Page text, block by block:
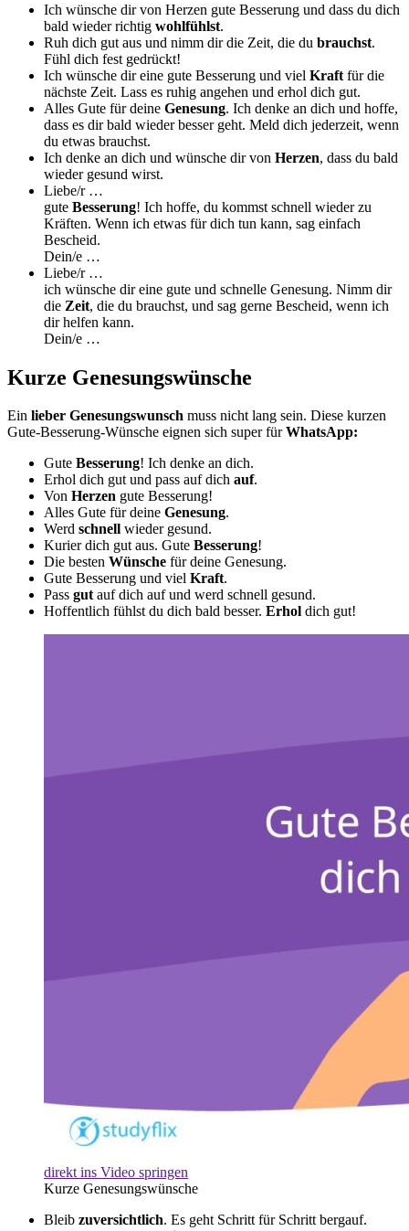
Ich wünsche dir von Herzen gute Besserung und dass du dich
bald wieder richtig wohlfühlst.
Ruh dich gut aus und nimm dir die Zeit, die du brauchst.
Fühl dich fest gedrückt!
Ich wünsche dir eine gute Besserung und viel Kraft für die
nächste Zeit. Lass es ruhig angehen und erhol dich gut.
Alles Gute für deine Genesung. Ich denke an dich und hoffe,
dass es dir bald wieder besser geht. Meld dich jederzeit, wenn
du etwas brauchst.
Ich denke an dich und wünsche dir von Herzen, dass du bald
wieder gesund wirst.
Liebe/r …
gute Besserung! Ich hoffe, du kommst schnell wieder zu
Kräften. Wenn ich etwas für dich tun kann, sag einfach
Bescheid.
Dein/e …
Liebe/r …
ich wünsche dir eine gute und schnelle Genesung. Nimm dir
die Zeit, die du brauchst, und sag gerne Bescheid, wenn ich
dir helfen kann.
Dein/e …
Kurze Genesungswünsche
Ein lieber Genesungswunsch muss nicht lang sein. Diese kurzen
Gute-Besserung-Wünsche eignen sich super fürWhatsApp:
Gute Besserung! Ich denke an dich.
Erhol dich gut und pass auf dich auf.
Von Herzen gute Besserung!
Alles Gute für deine Genesung.
Werd schnell wieder gesund.
Kurier dich gut aus. Gute Besserung!
Die besten Wünsche für deine Genesung.
Gute Besserung und viel Kraft.
Pass gutauf dich auf und werd schnell gesund.
Hoffentlich fühlst du dich bald besser. Erhol dich gut!
direkt ins Video springen
Kurze Genesungswünsche
Bleib zuversichtlich. Es geht Schritt für Schritt bergauf.